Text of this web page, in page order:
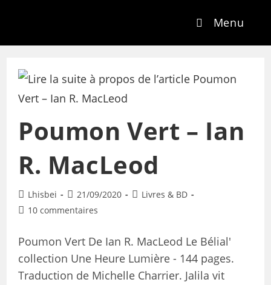
Menu
Poumon Vert – Ian
R. MacLeod
Lhisbei 21/09/2020
Livres & BD
10 commentaires
Poumon Vert De Ian R. MacLeod Le Bélial'
collection Une Heure Lumière - 144 pages.
Traduction de Michelle Charrier. Jalila vit